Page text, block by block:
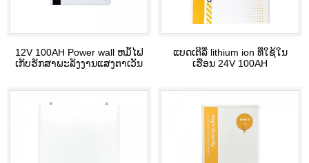
12V 100AH ​​Power wall ຫມໍ້ໄຟ
ເກັບຮັກສາພະລັງງານແສງຕາເວັນ
ແບດເຕີລີ່ lithium ion ທີ່ໃຊ້ໃນ
ເຮືອນ 24V 100AH